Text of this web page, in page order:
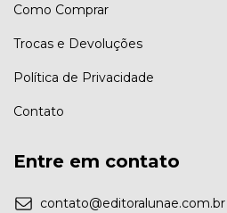
Como Comprar
Trocas e Devoluções
Política de Privacidade
Contato
Entre em contato
contato@editoralunae.com.br